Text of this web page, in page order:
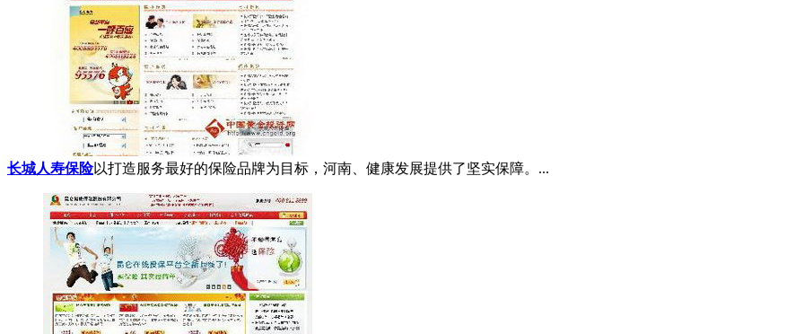
长城人寿保险以打造服务最好的保险品牌为目标，河南、健康发展提供了坚实保障。...